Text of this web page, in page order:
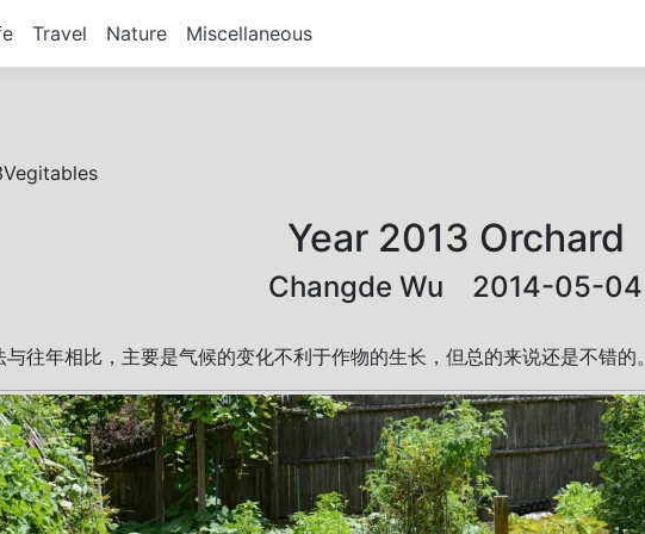
Travel Nature Miscellaneous
Year 2013 Orchard
Changde Wu 2014-05-04
往年相比，主要是气候的变化不利于作物的生长，但总的来说还是不错的。